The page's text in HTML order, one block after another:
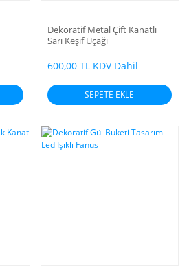
Dekoratif Metal Çift Kanatlı
Sarı Keşif Uçağı
600,00 TL KDV Dahil
SEPETE EKLE